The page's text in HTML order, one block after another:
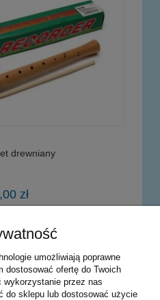
drewniany
zł
zakupów
umożliwiają poprawne
dostosować ofertę do Twoich
przez nas
do sklepu lub dostosować użycie